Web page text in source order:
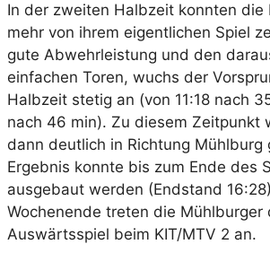
In der zweiten Halbzeit konnten die
mehr von ihrem eigentlichen Spiel
gute Abwehrleistung und den
einfachen Toren, wuchs der
Halbzeit stetig an (von 11:18 nach
nach 46 min). Zu diesem Zeitpunkt
dann deutlich in Richtung Mühlburg
Ergebnis konnte bis zum Ende des
ausgebaut werden (Endstand
Wochenende treten die Mühlburger
Auswärtsspiel beim KIT/MTV 2 an.